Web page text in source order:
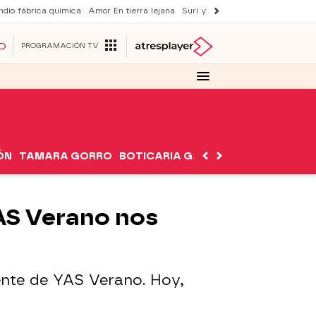
fábrica química Amor En tierra lejana Suri y Tom Cruise
PROGRAMACIÓN TV
TAMARA GORRO BOTICARIA GARCÍA
Verano nos
de YAS Verano. Hoy,